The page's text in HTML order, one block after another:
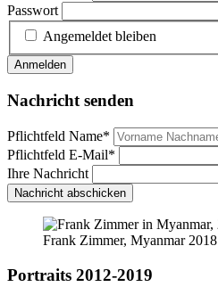
Passwort
Angemeldet bleiben
Anmelden
Nachricht senden
Pflichtfeld Name*
Pflichtfeld E-Mail*
Ihre Nachricht
Nachricht abschicken
Frank Zimmer, Myanmar 2018
Portraits 2012-2019